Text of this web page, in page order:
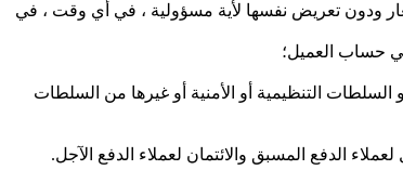
ودون تعريض نفسها لأية مسؤولية ، في أي وقت ، في
حساب العميل؛
التنظيمية أو الأمنية أو غيرها من السلطات